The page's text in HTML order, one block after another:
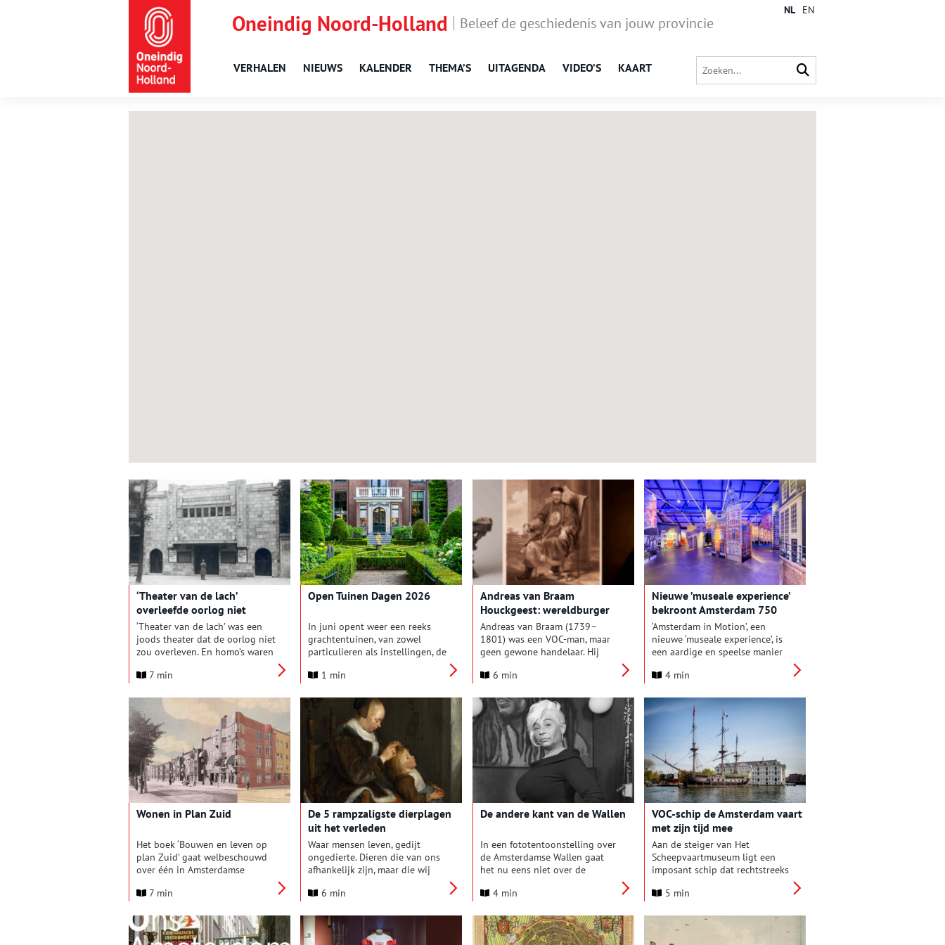
Oneindig Noord-Holland Beleef de geschiedenis van jouw provincie
VERHALEN NIEUWS KALENDER THEMA’S UITAGENDA VIDEO’S KAART
NL EN
‘Theater van de lach’
overleefde oorlog niet
‘Theater van de lach’ was een
joods theater dat de oorlog niet
zou overleven. En homo’s waren
leven niet zeker. Het zijn maar
gevarieerde jubileum-jaarboek
van Genootschap
Amstelodamum, dat 125 jaar
bestaat.
7 min
Open Tuinen Dagen 2026
In juni opent weer een reeks
grachtentuinen, van zowel
particulieren als instellingen, de
jaarlijkse Open Tuinen Dagen
ontdekkingsreis te gaan en het
verborgen groen in de stad te
ontdekken.
1 min
Andreas van Braam
Houckgeest: wereldburger
avant la lettre
Andreas van Braam (1739–
1801) was een VOC-man, maar
geen gewone handelaar. Hij
Verenigde Staten, leerde talen,
begreep dat echte uitwisseling
begint bij gelijkwaardigheid.
Van Braam verbond Oost en
West, niet door te overheersen,
maar door te luisteren en te
leren. Hij zag mensen, niet
markten. Vandaag zouden we
hem een echte wereldreiziger
én een vroeg voorbeeld van
culturele sensitiviteit noemen.
6 min
Nieuwe ’museale experience’
bekroont Amsterdam 750
‘Amsterdam in Motion’, een
nieuwe ‘museale experience’, is
een aardige en speelse manier
van Amsterdam te weten te
4 min
Wonen in Plan Zuid
Het boek ‘Bouwen en leven op
plan Zuid’ gaat welbeschouwd
over één in Amsterdamse
aan de Amsterdamse Amsteldijk,
een geschiedenis van de
Rivierenbuurt.
7 min
De 5 rampzaligste dierplagen
uit het verleden
Waar mensen leven, gedijt
ongedierte. Dieren die van ons
afhankelijk zijn, maar die wij
bestrijden. Zo voert de mens
eeuwenlang een gevecht, dat
vooral in de grote stad tot felle
6 min
De andere kant van de Wallen
In een fototentoonstelling over
de Amsterdamse Wallen gaat
het nu eens niet over de
bonte verzameling van
sekswerkers en studenten die
zonder al te veel conflicten dit
4 min
VOC-schip de Amsterdam vaart
met zijn tijd mee
Aan de steiger van Het
Scheepvaartmuseum ligt een
imposant schip dat rechtstreeks
komen. Dreigende kanonnen en
de Amsterdamse leeuw brengen
je in één klap terug naar het
5 min